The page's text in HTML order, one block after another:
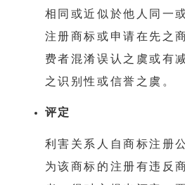
相同或近似於他人同一
注册商标或申请在先之
费者混淆误认之虞或有
之识别性或信誉之虞。
评定
利害关系人自商标注册
为该商标的注册有违反